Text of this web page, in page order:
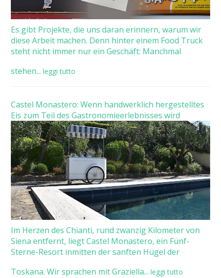
Es gibt Projekte, die uns daran erinnern, warum wir
diese Arbeit machen. Denn hinter einem Food Truck
steht nicht immer nur ein Geschäft: Manchmal
stehen... leggi tutto
Castel Monastero: Wenn handwerklich hergestelltes
Eis zum Teil des Gastronomieerlebnisses wird
Im Herzen des Chianti, rund zwanzig Kilometer von
Siena entfernt, liegt Castel Monastero, ein Fünf-
Sterne-Resort inmitten der sanften Hügel der
Toskana. Wir sprachen mit Graziella... leggi tutto